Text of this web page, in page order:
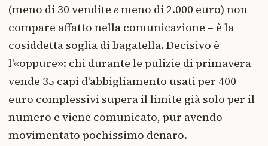
(meno di 30 vendite emeno di 2.000 euro) non
compare affatto nella comunicazione – è la
cosiddetta soglia di bagatella. Decisivo è
l'«oppure»: chi durante le pulizie di primavera
vende 35 capi d'abbigliamento usati per 400
euro complessivi supera il limite già solo per il
numero e viene comunicato, pur avendo
movimentato pochissimo denaro.